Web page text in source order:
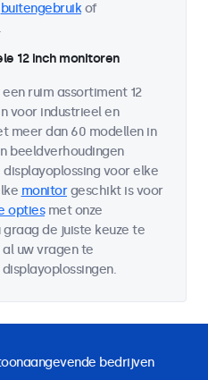
buitengebruikof
12 inch monitoren
ruim assortiment 12
voor industrieel en
meer dan 60 modellen in
beeldverhoudingen
voor elke
monitorgeschikt is voor
optiesmet onze
de juiste keuze te
uw vragen te
bedrijven